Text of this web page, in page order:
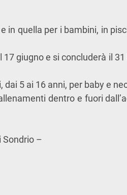
in quella per i bambini, in
giugno e si concluderà il
5 ai 16 anni, per baby e
dentro e fuori
Sondrio –